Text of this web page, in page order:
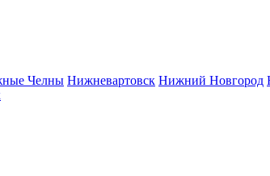
Челны Нижневартовск Нижний Новгород